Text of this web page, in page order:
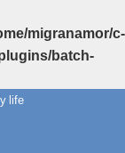
migranamor/c-
batch-
life